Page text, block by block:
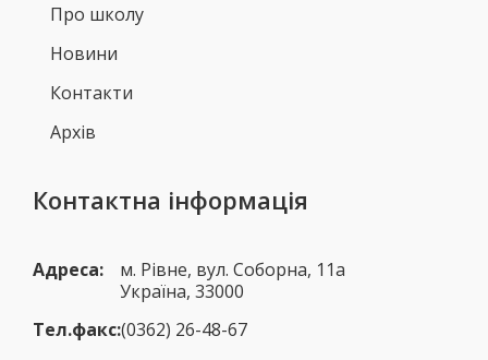
Про школу
Новини
Контакти
Архів
Контактна інформація
Адреса:
м. Рівне, вул. Соборна, 11а
Україна, 33000
Тел.факс:(0362) 26-48-67